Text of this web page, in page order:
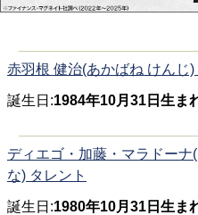
赤羽根 健治(あかばね けんじ)
誕生日:1984年10月31日生ま
ディエゴ・加藤・マラドー
な) タレント
誕生日:1980年10月31日生ま